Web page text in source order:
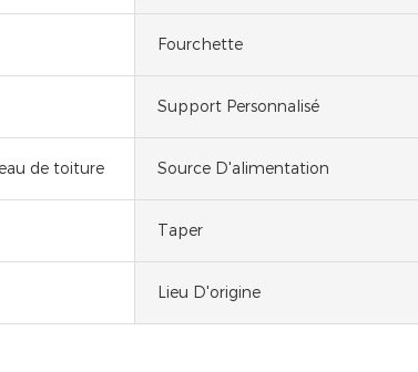
Fourchette
Support Personnalisé
de toiture Source D'alimentation
Taper
Lieu D'origine